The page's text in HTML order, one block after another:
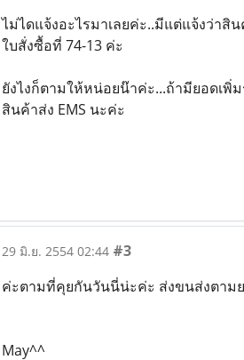
ไม่ไดแจ้งอะไรมาเลยค่ะ..มีแต่แจ้งว่าสิ
ใบสั่งซื้อที่ 74-13 ค่ะ
ยังไงก็ตามให้หน่อยน๊าค่ะ...ถ้ามียอดเพิ่
สินค้าส่ง EMS นะค่ะ
29 มิ.ย. 2554 02:44 #3
ค่ะตามที่คุยกันวันนี่น่ะค่ะ ส่งขนส่งตาม
May^^